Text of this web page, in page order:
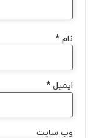
نام*
ایمیل*
وب‌ سایت